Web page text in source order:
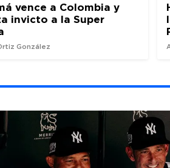
vence a Colombia y
invicto a la Super
González